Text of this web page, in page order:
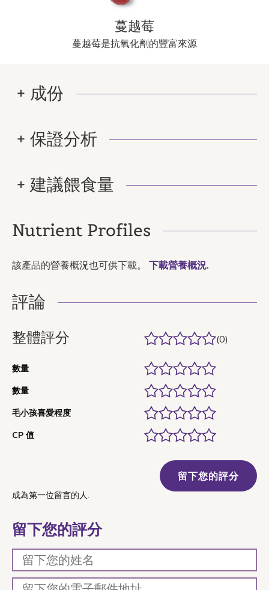
蔓越莓
蔓越莓是抗氧化劑的豐富來源
成份
保證分析
建議餵食量
Nutrient Profiles
該產品的營養概況也可供下載。 下載營養概況.
評論
整體評分 (0)
數量
數量
毛小孩喜愛程度
CP 值
留下您的評分
成為第一位留言的人.
留下您的評分